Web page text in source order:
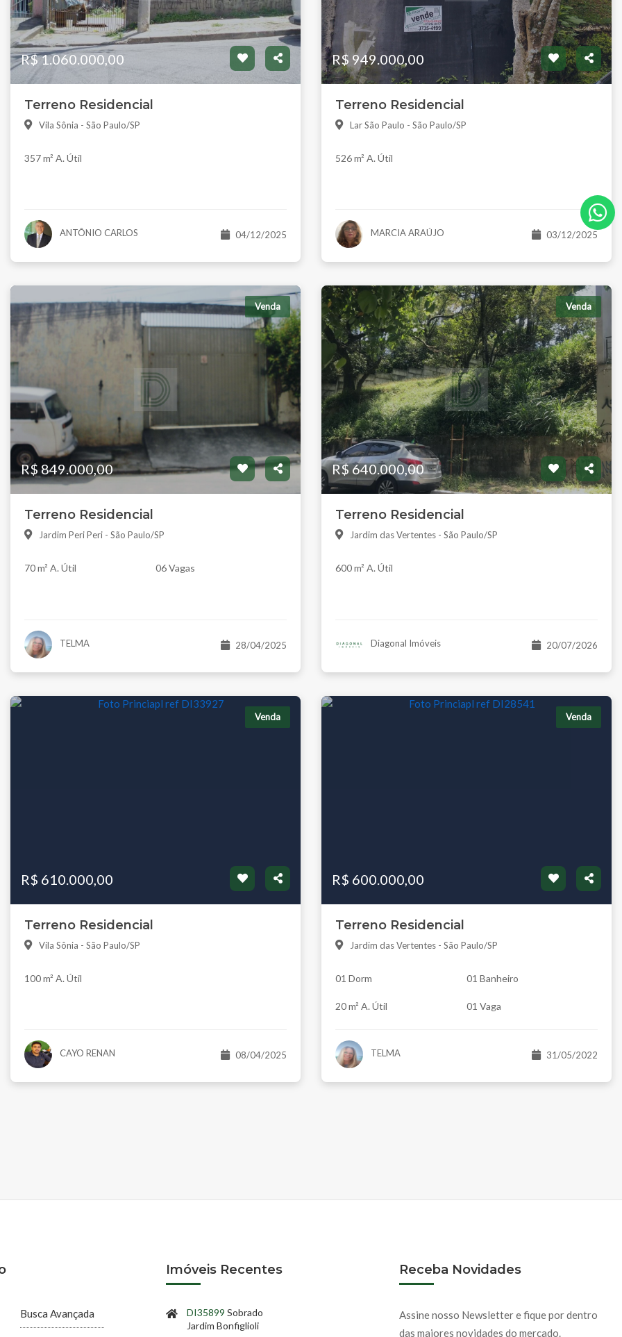
Banhos:
2
Salas:
1
Vagas:
2
Á.Útil:
68 m²
Dorms:
3
Suítes:
2
Banhos:
Salas:
Á.Útil:
Á.Total:
Á.Útil:
2.180 m²
Á.Total:
2.180 m²
R$ 1.060.000,00
Terreno Residencial
Vila Sônia - São Paulo/SP
357 m² A. Útil
ANTÔNIO CARLOS 04/12/2025
R$ 949.000,00
Terreno Residencial
Lar São Paulo - São Paulo/SP
526 m² A. Útil
MARCIA ARAÚJO 03/12/2025
Venda
R$ 849.000,00
Terreno Residencial
Jardim Peri Peri - São Paulo/SP
70 m² A. Útil 06 Vagas
TELMA 28/04/2025
Venda
R$ 640.000,00
Terreno Residencial
Jardim das Vertentes - São Paulo/SP
600 m² A. Útil
Diagonal Imóveis 20/07/2026
Venda
R$ 610.000,00
Terreno Residencial
Vila Sônia - São Paulo/SP
100 m² A. Útil
CAYO RENAN 08/04/2025
Venda
R$ 600.000,00
Terreno Residencial
Jardim das Vertentes - São Paulo/SP
01 Dorm 01 Banheiro
20 m² A. Útil 01 Vaga
TELMA 31/05/2022
Busca Avançada
Imóveis Recentes
DI35899 Sobrado
Jardim Bonfiglioli
Receba Novidades
Assine nosso Newsletter e fique por dentro
das maiores novidades do mercado.